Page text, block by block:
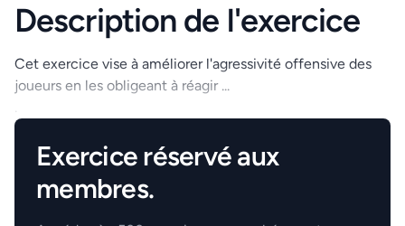
Description de l'exercice
Cet exercice vise à améliorer l'agressivité offensive des
joueurs en les obligeant à réagir ...
.
Exercice réservé aux
membres.